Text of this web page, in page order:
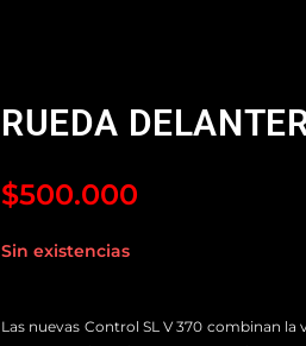
RUEDA
$500.000
Sin existencias
Las nuevas Control SL V 370 combinan